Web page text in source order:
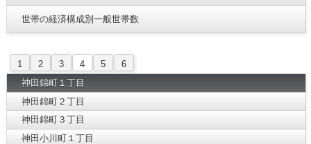
世帯の経済構成別一般世帯数
1 2 3 4 5
6
神田錦町１丁目
神田錦町２丁目
神田錦町３丁目
神田小川町１丁目